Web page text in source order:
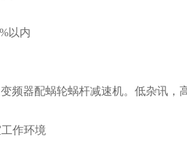
以内
频器配蜗轮蜗杆减速机。低杂讯，
作环境